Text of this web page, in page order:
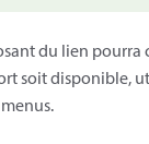
du lien
soit disponible,